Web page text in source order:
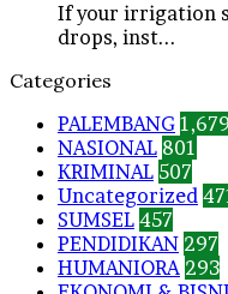
If your irrigation
drops, inst...
Categories
PALEMBANG 1,679
NASIONAL 801
KRIMINAL 507
Uncategorized
SUMSEL 457
PENDIDIKAN 297
HUMANIORA 293